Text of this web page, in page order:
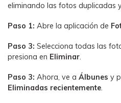
eliminando las fotos duplicadas
Paso 1: Abre la aplicación de
Paso 3: Selecciona todas las
presiona en Eliminar.
Paso 3: Ahora, ve a Álbunes y
Eliminadas recientemente.